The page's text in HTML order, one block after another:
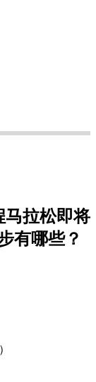
马拉松即将
有哪些？